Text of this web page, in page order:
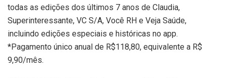
todas as edições dos últimos 7 anos de Claudia,
Superinteressante, VC S/A, Você RH e Veja Saúde,
incluindo edições especiais e históricas no app.
*Pagamento único anual de R$118,80, equivalente a R$
9,90/mês.